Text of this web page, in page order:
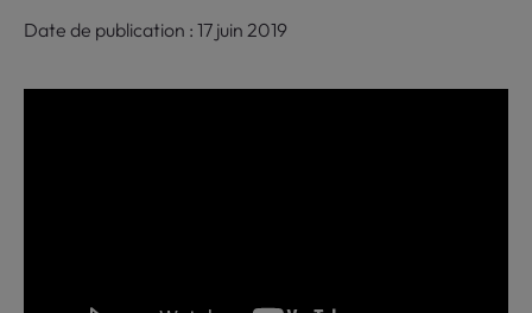
Date de publication : 17 juin 2019